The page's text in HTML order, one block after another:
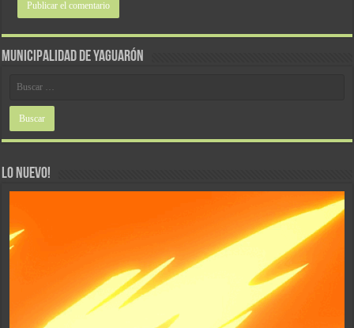
MUNICIPALIDAD DE YAGUARÓN
LO NUEVO!